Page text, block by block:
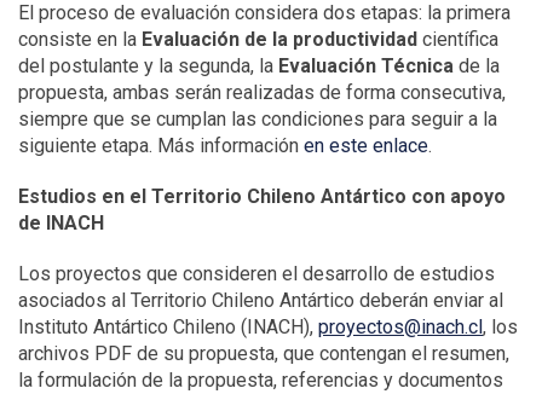
El proceso de evaluación considera dos etapas: la primera
consiste en la Evaluación de la productividad científica
del postulante y la segunda, la Evaluación Técnica de la
propuesta, ambas serán realizadas de forma consecutiva,
siempre que se cumplan las condiciones para seguir a la
siguiente etapa. Más información en este enlace.
Estudios en el Territorio Chileno Antártico con apoyo
de INACH
Los proyectos que consideren el desarrollo de estudios
asociados al Territorio Chileno Antártico deberán enviar al
Instituto Antártico Chileno (INACH), proyectos@inach.cl , los
archivos PDF de su propuesta, que contengan el resumen,
la formulación de la propuesta, referencias y documentos